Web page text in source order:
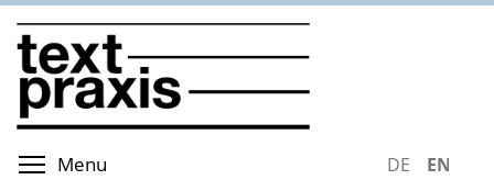
Skip
to
main
content
Menu DEUTSCH